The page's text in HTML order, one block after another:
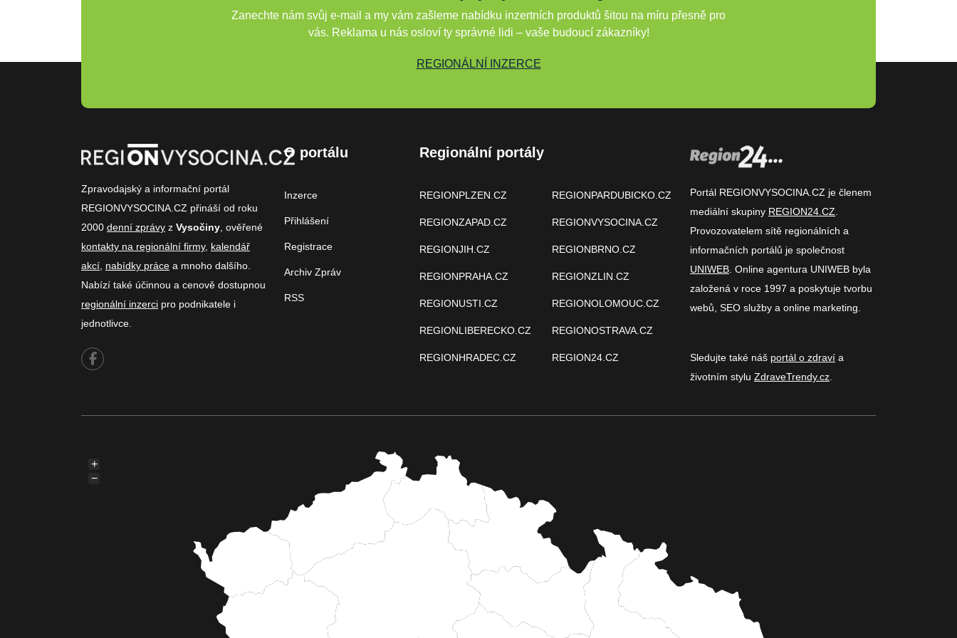
Zanechte nám svůj e-mail a my vám zašleme nabídku inzertních produktů šitou na míru přesně pro
vás. Reklama u nás osloví ty správné lidi – vaše budoucí zákazníky!
REGIONÁLNÍ INZERCE
Zpravodajský a informační portál
REGIONVYSOCINA.CZ přináší od roku
2000 denní zprávy z Vysočiny , ověřené
kontakty na regionální firmy, kalendář
akcí nabídky práce a mnoho dalšího.
Nabízí také účinnou a cenově dostupnou
regionální inzerci pro podnikatele i
jednotlivce.
O portálu
Inzerce
Přihlášení
Registrace
Archiv Zpráv
RSS
Regionální portály
REGIONPLZEN.CZ
REGIONZAPAD.CZ
REGIONJIH.CZ
REGIONPRAHA.CZ
REGIONUSTI.CZ
REGIONLIBERECKO.CZ
REGIONHRADEC.CZ
REGIONPARDUBICKO.CZ
REGIONVYSOCINA.CZ
REGIONBRNO.CZ
REGIONZLIN.CZ
REGIONOLOMOUC.CZ
REGIONOSTRAVA.CZ
REGION24.CZ
Portál REGIONVYSOCINA.CZ je členem
mediální skupiny REGION24.CZ
Provozovatelem sítě regionálních a
informačních portálů je společnost
UNIWEB . Online agentura UNIWEB byla
založená v roce 1997 a poskytuje tvorbu
webů, SEO služby a online marketing.
Sledujte také náš portál o zdraví a
životním stylu ZdraveTrendy.cz
+
−